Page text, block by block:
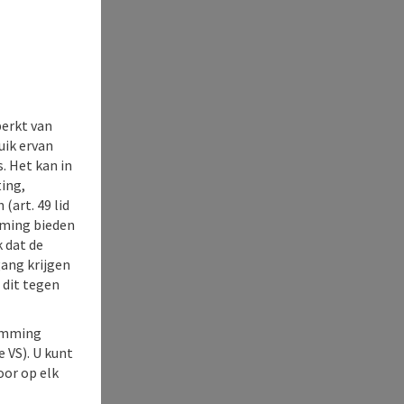
van
ervan
Het kan in
(art. 49 lid
bieden
dat de
krijgen
dit tegen
U kunt
op elk